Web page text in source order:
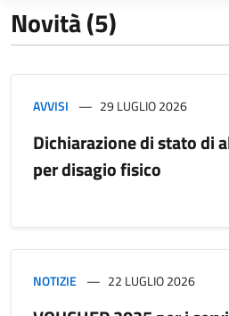
Novità (5)
AVVISI 29 LUGLIO 2026
Dichiarazione di stato di
per disagio fisico
NOTIZIE 22 LUGLIO 2026